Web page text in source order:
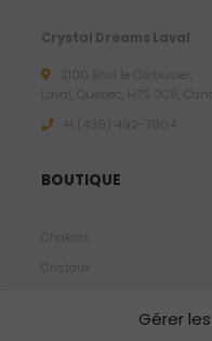
Gérer
Crystal Dreams Laval
2100 Blvd le Corbusier,
Laval, Quebec, H7S 2C9,
+1 ‪(438) 492-7804‬
BOUTIQUE
Chakras
Cristaux